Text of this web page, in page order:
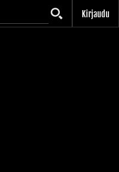
Kirjaudu